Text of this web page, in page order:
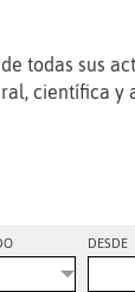
todas sus
científica y
DESDE